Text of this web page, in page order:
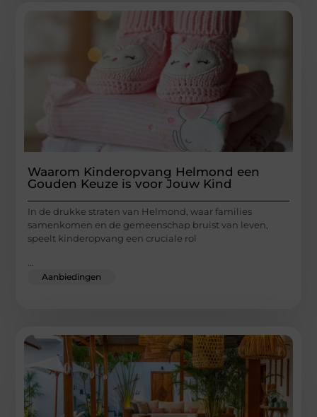
Waarom Kinderopvang Helmond een
Gouden Keuze is voor Jouw Kind
In de drukke straten van Helmond, waar families
samenkomen en de gemeenschap bruist van leven,
speelt kinderopvang een cruciale rol
Aanbiedingen